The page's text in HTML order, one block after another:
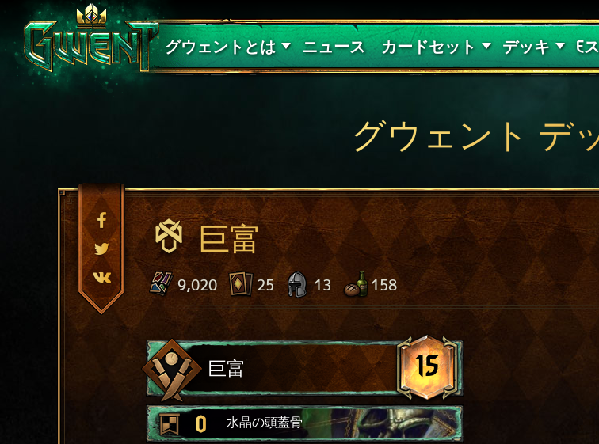
グウェントとは
サポート
ニュース カードセット
紅き血の呪縛
デッキ
デッキガイド
E
グウェント デ
巨富
9,020 25 13 158
巨富 15
0 水晶の頭蓋骨